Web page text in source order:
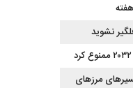
نشوید
مرزهای